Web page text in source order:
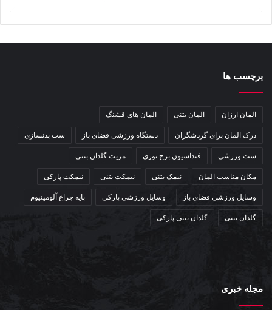
برچسب ها
المان ارزان المان بتنی المان های قشنگ
درک المان برای گردشگران دستگاه ورزشی فضای باز ست بدنسازی
ست ورزشی فنداسیون برج نوری مزیت گلدان بتنی
مکان مناسب المان نیمک بتنی نیمکت بتنی نیمکت پارکی
وسایل ورزشی فضای باز وسایل ورزشی پارکی پایه چراغ آلومینیوم
گلدان بتنی گلدان بتنی پارکی
مجله خبری